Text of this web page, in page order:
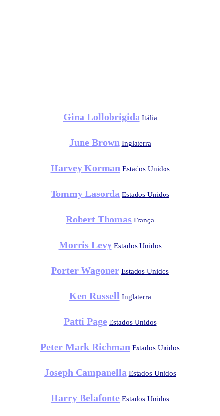
Gina Lollobrigida Itália
June Brown Inglaterra
Harvey Korman Estados Unidos
Tommy Lasorda Estados Unidos
Robert Thomas França
Morris Levy Estados Unidos
Porter Wagoner Estados Unidos
Ken Russell Inglaterra
Patti Page Estados Unidos
Peter Mark Richman Estados Unidos
Joseph Campanella Estados Unidos
Harry Belafonte Estados Unidos